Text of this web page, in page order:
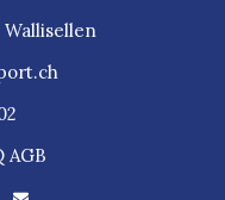
Wallisellen
AGB